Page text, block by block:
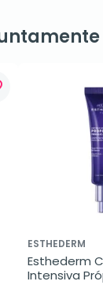
ESTHEDERM
Esthederm
Intensiva